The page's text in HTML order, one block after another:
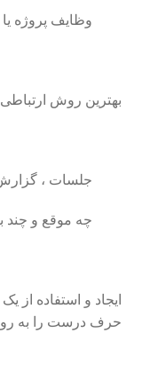
وظایف پروژه
بهترین روش
جلسات ، گزارش
چه موقع و چند
ایجاد و استفاده از
حرف درست را به